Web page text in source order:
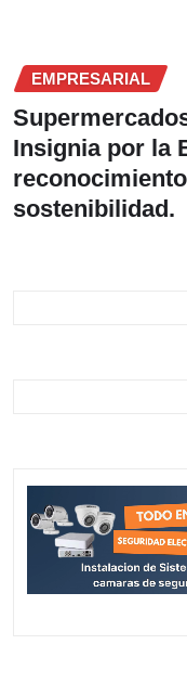
EMPRESARIAL
Insignia por la
sostenibilidad.